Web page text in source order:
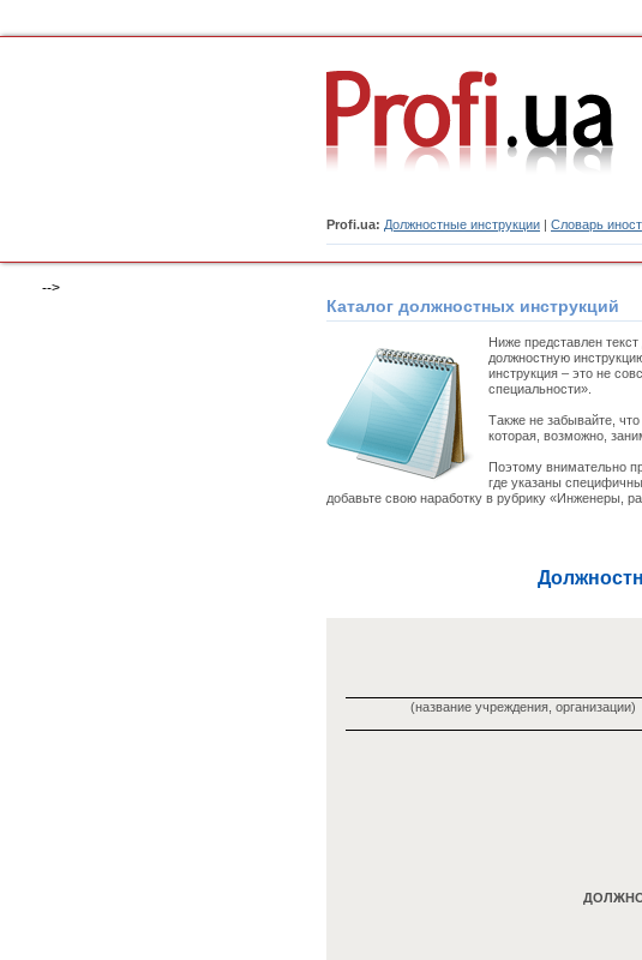
Profi.ua: Должностные инструкции | Словарь
-->
Каталог должностных инструкций
Ниже представлен
должностную
инструкция – это не
специальности».
Также не забывайте,
которая, возможно,
Поэтому внимательно
где указаны
добавьте свою наработку в рубрику «Инженеры,
(название учреждения, организации)